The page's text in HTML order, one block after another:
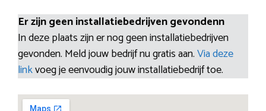
Er zijn geen installatiebedrijven gevondenn
In deze plaats zijn er nog geen installatiebedrijven
gevonden. Meld jouw bedrijf nu gratis aan.Via deze
linkvoeg je eenvoudig jouw installatiebedrijf toe.